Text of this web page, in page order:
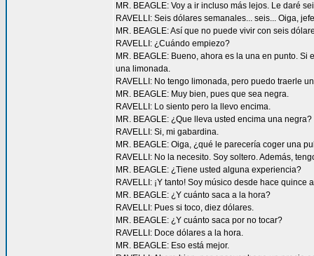
MR. BEAGLE: Voy a ir incluso más lejos. Le daré
RAVELLI: Seis dólares semanales... seis... Oiga,
MR. BEAGLE: Así que no puede vivir con seis
RAVELLI: ¿Cuándo empiezo?
MR. BEAGLE: Bueno, ahora es la una en punto.
una limonada.
RAVELLI: No tengo limonada, pero puedo traerle
MR. BEAGLE: Muy bien, pues que sea negra.
RAVELLI: Lo siento pero la llevo encima.
MR. BEAGLE: ¿Que lleva usted encima una negra?
RAVELLI: Si, mi gabardina.
MR. BEAGLE: Oiga, ¿qué le parecería coger una
RAVELLI: No la necesito. Soy soltero. Además,
MR. BEAGLE: ¿Tiene usted alguna experiencia?
RAVELLI: ¡Y tanto! Soy músico desde hace quince
MR. BEAGLE: ¿Y cuánto saca a la hora?
RAVELLI: Pues si toco, diez dólares.
MR. BEAGLE: ¿Y cuánto saca por no tocar?
RAVELLI: Doce dólares a la hora.
MR. BEAGLE: Eso está mejor.